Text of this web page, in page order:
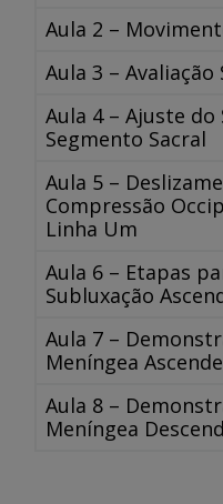
Aula 2 –
Aula 3 – Avaliação
Aula 4 – Ajuste
Segmento Sacral
Aula 5 –
Compressão
Linha Um
Aula 6 – Etapas
Subluxação
Aula 7 –
Meníngea
Aula 8 –
Meníngea